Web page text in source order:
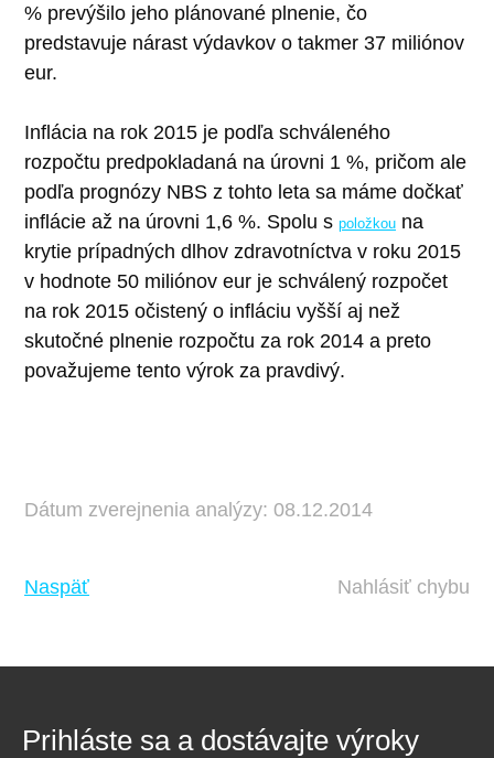
% prevýšilo jeho plánované plnenie, čo
predstavuje nárast výdavkov o takmer 37 miliónov
eur.
Inflácia na rok 2015 je podľa schváleného
rozpočtu predpokladaná na úrovni 1 %, pričom ale
podľa prognózy NBS z tohto leta sa máme dočkať
inflácie až na úrovni 1,6 %. Spolu s položkou na
krytie prípadných dlhov zdravotníctva v roku 2015
v hodnote 50 miliónov eur je schválený rozpočet
na rok 2015 očistený o infláciu vyšší aj než
skutočné plnenie rozpočtu za rok 2014 a preto
považujeme tento výrok za pravdivý.
Dátum zverejnenia analýzy: 08.12.2014
Naspäť Nahlásiť chybu
Prihláste sa a dostávajte výroky